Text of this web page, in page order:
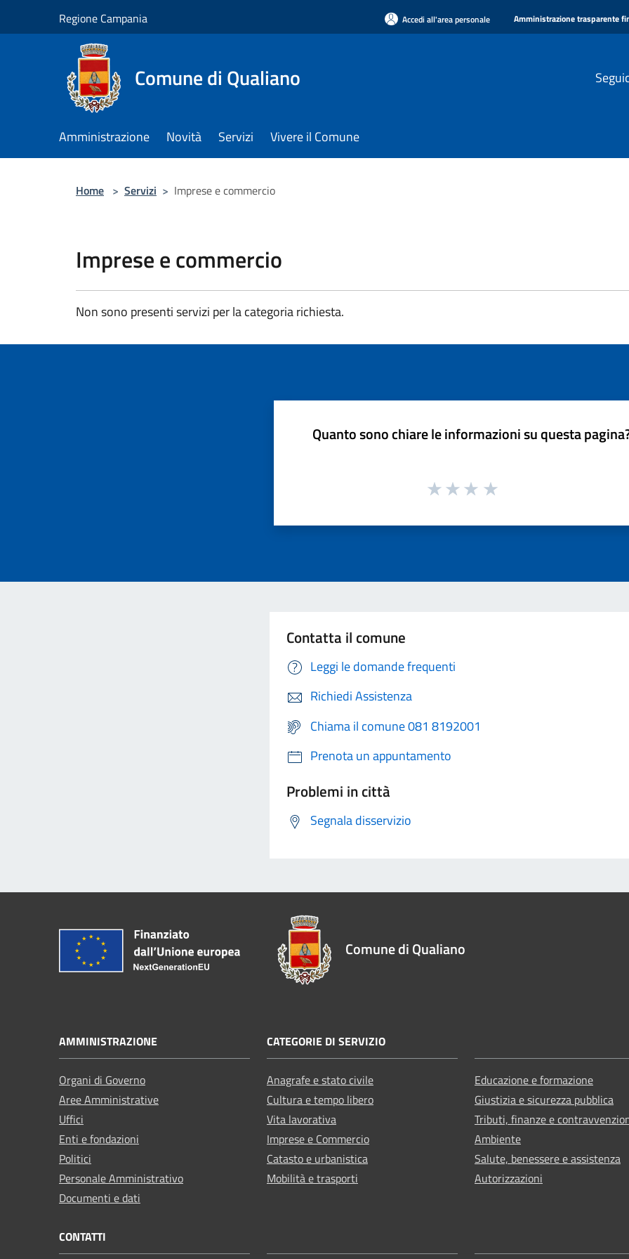
Regione Campania Accedi all'area personale Amministrazione trasparente
Comune di Qualiano
Amministrazione Novità Servizi Vivere il Comune
Home > Servizi > Imprese e commercio
Imprese e commercio
Non sono presenti servizi per la categoria richiesta.
Quanto sono chiare le informazioni su questa
Contatta il comune
Leggi le domande frequenti
Richiedi Assistenza
Chiama il comune 081 8192001
Prenota un appuntamento
Problemi in città
Segnala disservizio
Comune di Qualiano
AMMINISTRAZIONE
Organi di Governo
Aree Amministrative
Uffici
Enti e fondazioni
Politici
Personale Amministrativo
Documenti e dati
CATEGORIE DI SERVIZIO
Anagrafe e stato civile
Cultura e tempo libero
Vita lavorativa
Imprese e Commercio
Catasto e urbanistica
Mobilità e trasporti
Educazione e formazione
Giustizia e sicurezza pubblica
Tributi, finanze e
Ambiente
Salute, benessere e assistenza
Autorizzazioni
CONTATTI